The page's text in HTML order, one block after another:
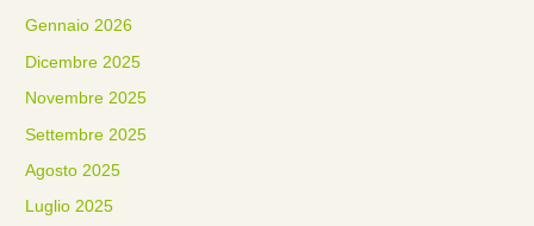
Gennaio 2026
Dicembre 2025
Novembre 2025
Settembre 2025
Agosto 2025
Luglio 2025